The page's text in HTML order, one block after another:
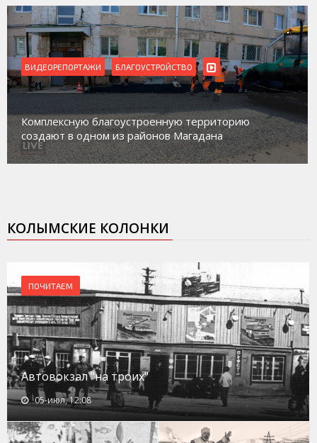
ВИДЕОРЕПОРТАЖИ
Магадан присоединился к пилотному проекту по
работе с несовершеннолетними из групп
социального риска «Переправа»
КОЛЫМСКИЕ КОЛОНКИ
ПОЧИТАЕМ
Автовокзал "на троих"
05-июл, 12:08